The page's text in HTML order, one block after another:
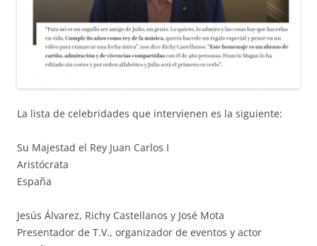
La lista de celebridades que intervienen es la siguiente:
Su Majestad el Rey Juan Carlos I
Aristócrata
España
Jesús Álvarez, Richy Castellanos y José Mota
Presentador de T.V., organizador de eventos y actor